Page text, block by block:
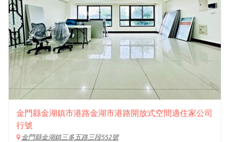
金門縣金湖鎮市港路金湖市港路開放式空間適住家公司
行號
金門縣金湖鎮三多五路三段552號